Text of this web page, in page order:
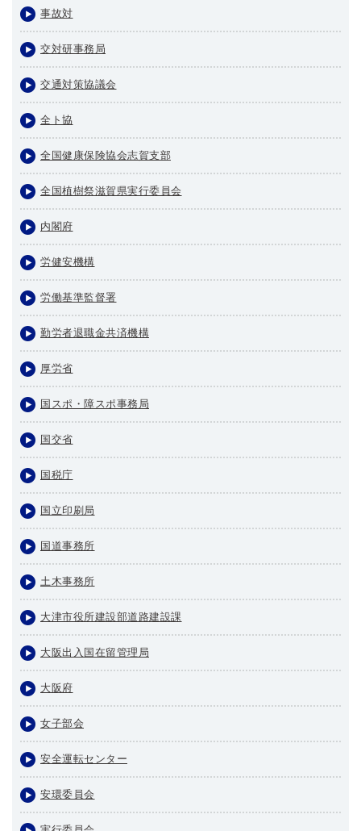
事故対
交対研事務局
交通対策協議会
全ト協
全国健康保険協会志賀支部
全国植樹祭滋賀県実行委員会
内閣府
労健安機構
労働基準監督署
勤労者退職金共済機構
厚労省
国スポ・障スポ事務局
国交省
国税庁
国立印刷局
国道事務所
土木事務所
大津市役所建設部道路建設課
大阪出入国在留管理局
大阪府
女子部会
安全運転センター
安環委員会